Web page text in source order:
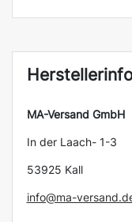
MA-Versand GmbH
In der Laach- 1-3
53925 Kall
info@ma-